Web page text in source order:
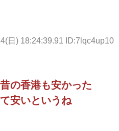
日) 18:24:39.91 ID:7lqc4up10
の香港も安かった
安いというね